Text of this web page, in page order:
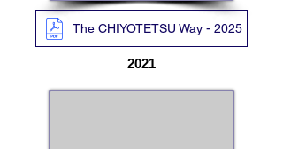
The CHIYOTETSU Way - 2025
2021